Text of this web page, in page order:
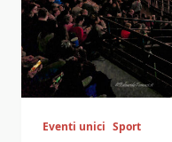
Eventi unici Sport